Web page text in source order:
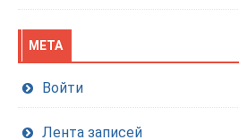
МЕТА
Войти
Лента записей